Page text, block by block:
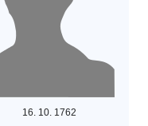
16. 10. 1762